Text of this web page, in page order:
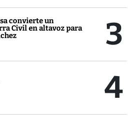
convierte un
Civil en altavoz para
3
4